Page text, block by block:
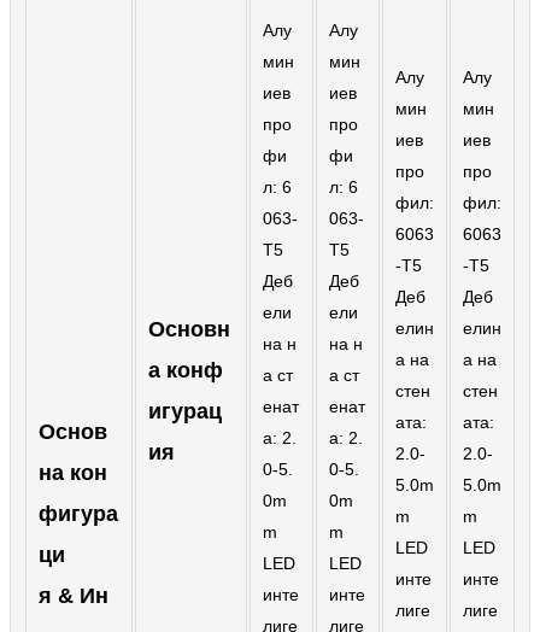
پښتو
Ελληνικά
Slovenčina
Српски
Точики
Shqip
Қазақ Тілі
Bosanski
italiano
Кыргызча
Lëtzebuergesch
Magyar
Основ
на кон
фигура
ци
я & Ин
Основн
а конф
игурац
ия
Алу
мин
иев
про
фи
л: 6
063-
T5
Деб
ели
на н
а ст
енат
а: 2.
0-5.
0m
m
LED
инте
лиге
Алу
мин
иев
про
фи
л: 6
063-
T5
Деб
ели
на н
а ст
енат
а: 2.
0-5.
0m
m
LED
инте
лиге
Алу
мин
иев
про
фил:
6063
-T5
Деб
елин
а на
стен
ата:
2.0-
5.0m
m
LED
инте
лиге
Алу
мин
иев
про
фил:
6063
-T5
Деб
елин
а на
стен
ата:
2.0-
5.0m
m
LED
инте
лиге